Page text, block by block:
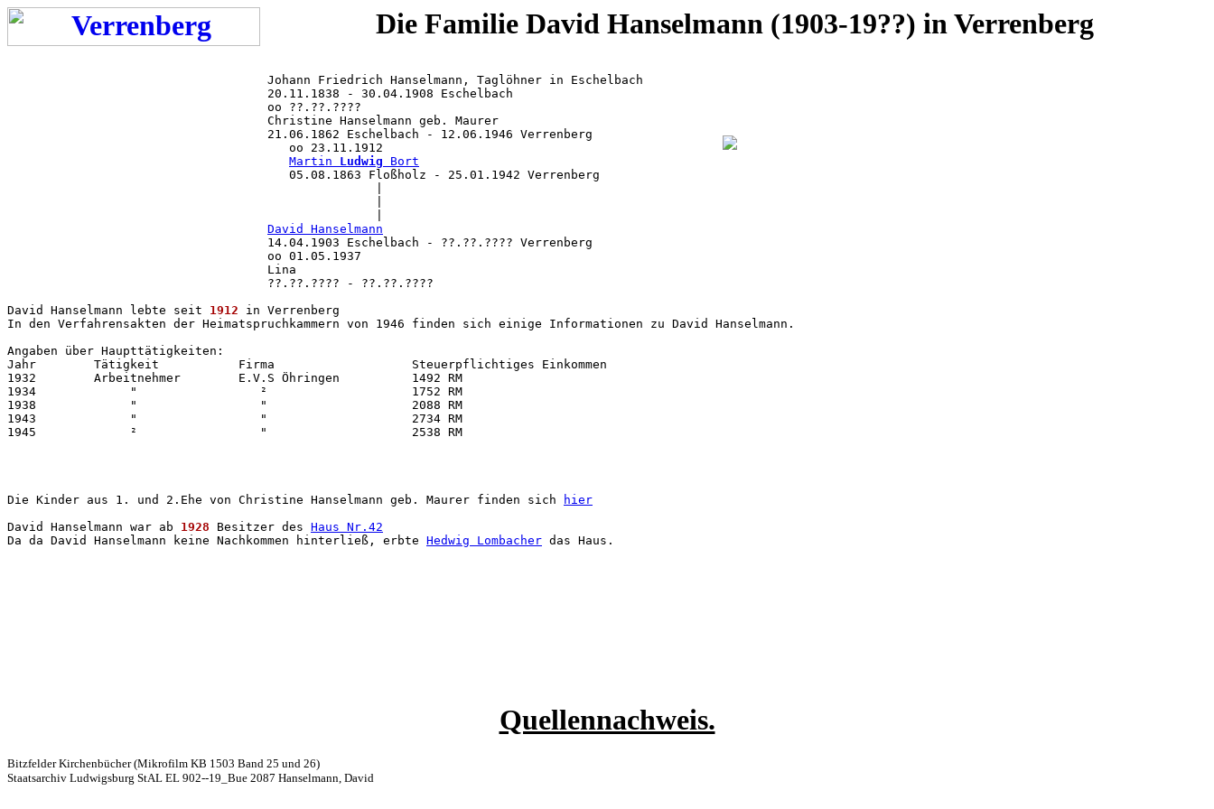
Die Familie David Hanselmann (1903-19??) in Verrenberg
                                    Johann Friedrich Hanselmann, Taglöhner in Eschelbach
                                    20.11.1838 - 30.04.1908 Eschelbach
                                    oo ??.??.????
                                    Christine Hanselmann geb. Maurer
                                    21.06.1862 Eschelbach - 12.06.1946 Verrenberg
                                       oo 23.11.1912
Martin Ludwig Bort
                                       05.08.1863 Floßholz - 25.01.1942 Verrenberg
David Hanselmann
                                    14.04.1903 Eschelbach - ??.??.???? Verrenberg
                                    oo 01.05.1937
                                    Lina
                                    ??.??.???? - ??.??.????
David Hanselmann lebte seit 1912 in Verrenberg
In den Verfahrensakten der Heimatspruchkammern von 1946 finden sich einige Informationen zu David Hanselmann.
Angaben über Haupttätigkeiten:
Jahr        Tätigkeit           Firma                   Steuerpflichtiges Einkommen
1932        Arbeitnehmer        E.V.S Öhringen          1492 RM
1934             "                 ²                    1752 RM
1938             "                 "                    2088 RM
1943             "                 "                    2734 RM
1945             ²                 "                    2538 RM
Die Kinder aus 1. und 2.Ehe von Christine Hanselmann geb. Maurer finden sich
hier
David Hanselmann war ab 1928 Besitzer des Haus Nr.42
Da da David Hanselmann keine Nachkommen hinterließ, erbte Hedwig Lombacher
Quellennachweis.
Bitzfelder Kirchenbücher (Mikrofilm KB 1503 Band 25 und 26)
Staatsarchiv Ludwigsburg StAL EL 902--19_Bue 2087 Hanselmann, David